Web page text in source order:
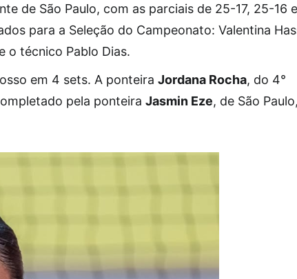
de São Paulo, com as parciais de 25-17, 25-16 e
para a Seleção do Campeonato: Valentina
o técnico Pablo Dias.
em 4 sets. A ponteira Jordana Rocha, do 4°
pela ponteira Jasmin Eze, de São